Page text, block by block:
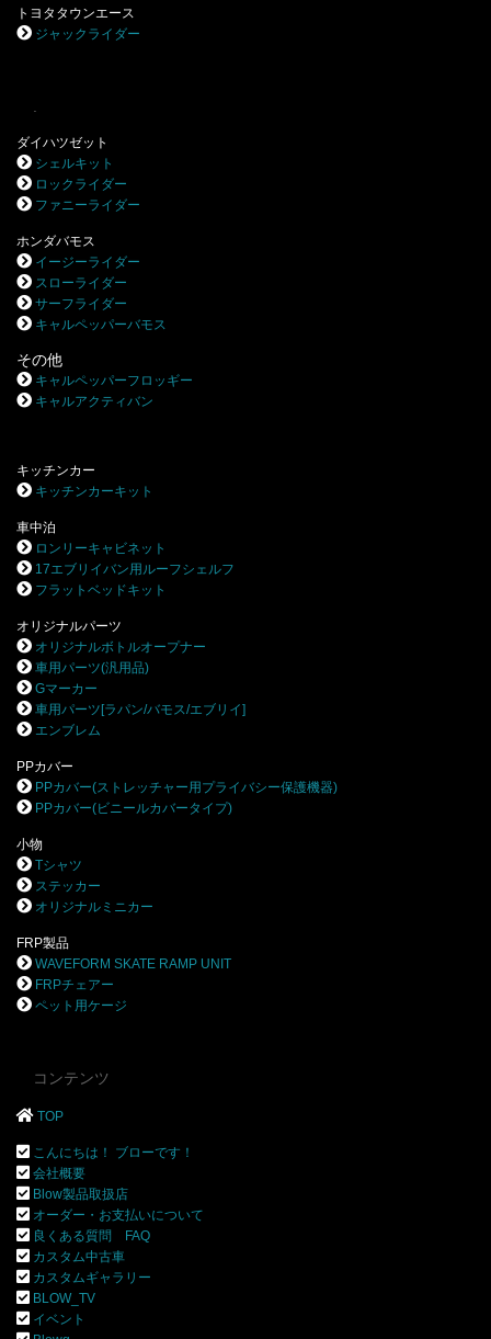
トヨタタウンエース
ジャックライダー
ダイハツゼット
シェルキット
ロックライダー
ファニーライダー
ホンダバモス
イージーライダー
スローライダー
サーフライダー
キャルペッパーバモス
その他
キャルペッパーフロッギー
キャルアクティバン
キッチンカー
キッチンカーキット
車中泊
ロンリーキャビネット
17エブリイバン用ルーフシェルフ
フラットベッドキット
オリジナルパーツ
オリジナルボトルオープナー
車用パーツ(汎用品)
Gマーカー
車用パーツ[ラパン/バモス/エブリイ]
エンブレム
PPカバー
PPカバー(ストレッチャー用プライバシー保護機器)
PPカバー(ビニールカバータイプ)
小物
Tシャツ
ステッカー
オリジナルミニカー
FRP製品
WAVEFORM SKATE RAMP UNIT
FRPチェアー
ペット用ケージ
コンテンツ
TOP
こんにちは！ ブローです！
会社概要
Blow製品取扱店
オーダー・お支払いについて
良くある質問 FAQ
カスタム中古車
カスタムギャラリー
BLOW_TV
イベント